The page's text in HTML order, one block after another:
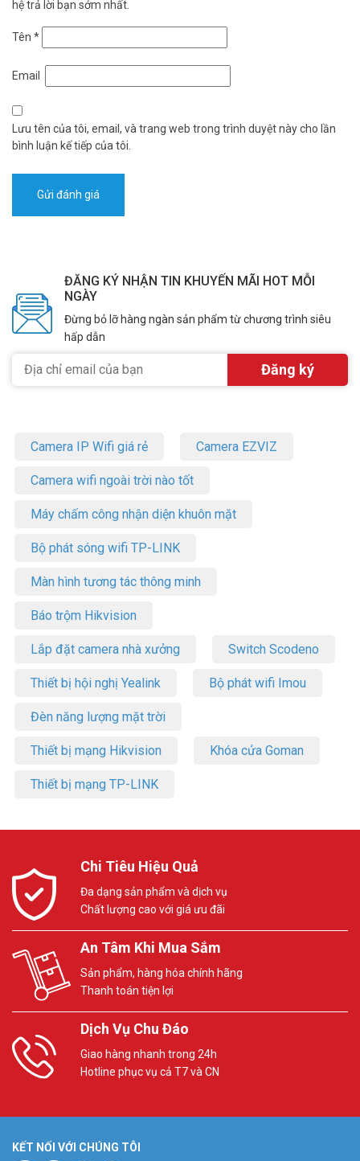
hệ trả lời bạn sớm nhất.
Tên *
Email
Lưu tên của tôi, email, và trang web trong trình duyệt này cho lần
bình luận kế tiếp của tôi.
ĐĂNG KÝ NHẬN TIN KHUYẾN MÃI HOT MỖI
NGÀY
Đừng bỏ lỡ hàng ngàn sản phẩm từ chương trình siêu
hấp dẫn
Camera IP Wifi giá rẻ Camera EZVIZ
Camera wifi ngoài trời nào tốt
Máy chấm công nhận diện khuôn mặt
Bộ phát sóng wifi TP-LINK
Màn hình tương tác thông minh
Báo trộm Hikvision
Lắp đặt camera nhà xưởng Switch Scodeno
Thiết bị hội nghị Yealink Bộ phát wifi Imou
Đèn năng lượng mặt trời
Thiết bị mạng Hikvision Khóa cửa Goman
Thiết bị mạng TP-LINK
Chi Tiêu Hiệu Quả
Đa dạng sản phẩm và dịch vụ
Chất lượng cao với giá ưu đãi
An Tâm Khi Mua Sắm
Sản phẩm, hàng hóa chính hãng
Thanh toán tiện lợi
Dịch Vụ Chu Đáo
Giao hàng nhanh trong 24h
Hotline phục vụ cả T7 và CN
KẾT NỐI VỚI CHÚNG TÔI